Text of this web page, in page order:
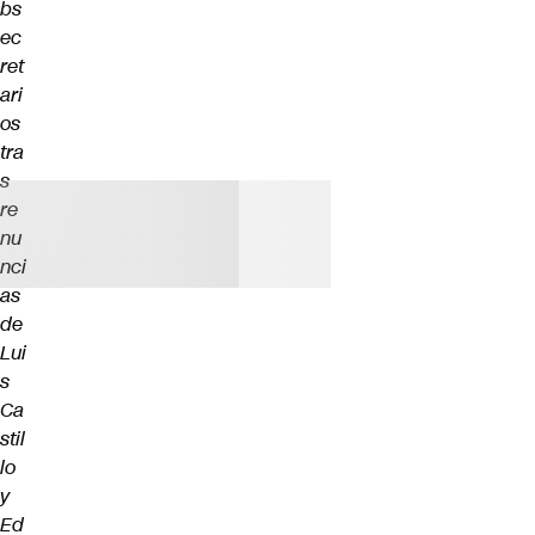
bs
ec
ret
ari
os
tra
s
re
nu
nci
as
de
Lui
s
Ca
stil
lo
y
Ed